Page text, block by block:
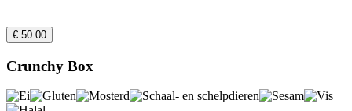
€ 50.00
Crunchy Box